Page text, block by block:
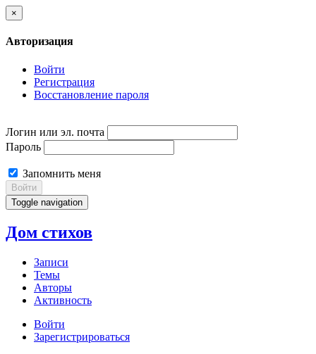
×
Авторизация
Войти
Регистрация
Восстановление пароля
Логин или эл. почта
Пароль
Запомнить меня
Войти
Toggle navigation
Дом стихов
Записи
Темы
Авторы
Активность
Войти
Зарегистрироваться